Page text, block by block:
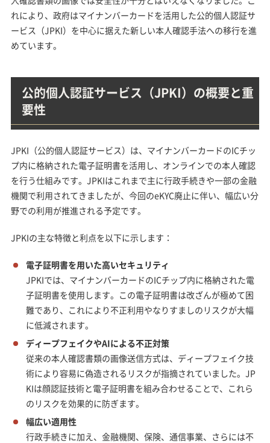
れにより、政府はマイナンバーカードを活用した公的個人認証サ
ービス（JPKI）を中心に据えた新しい本人確認手法への移行を進
めています。
公的個人認証サービス（JPKI）の概要と重
要性
JPKI（公的個人認証サービス）は、マイナンバーカードのICチッ
プ内に格納された電子証明書を活用し、オンラインでの本人確認
を行う仕組みです。JPKIはこれまで主に行政手続きや一部の金融
機関で利用されてきましたが、今回のeKYC廃止に伴い、幅広い分
野での利用が推進される予定です。
JPKIの主な特徴と利点を以下に示します：
電子証明書を用いた高いセキュリティ
JPKIでは、マイナンバーカードのICチップ内に格納された電
子証明書を使用します。この電子証明書は改ざんが極めて困
難であり、これにより不正利用やなりすましのリスクが大幅
に低減されます。
ディープフェイクやAIによる不正対策
従来の本人確認書類の画像送信方式は、ディープフェイク技
術により容易に偽造されるリスクが指摘されていました。JP
KIは顔認証技術と電子証明書を組み合わせることで、これら
のリスクを効果的に防ぎます。
幅広い適用性
行政手続きに加え、金融機関、保険、通信事業、さらには不